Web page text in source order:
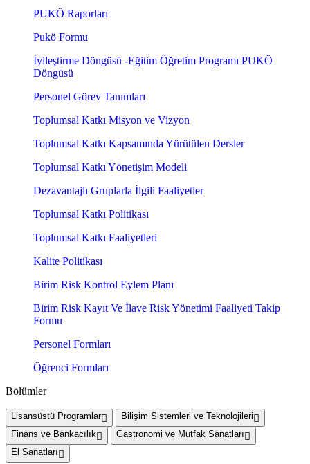
PUKÖ Raporları
Pukö Formu
İyileştirme Döngüsü -Eğitim Öğretim Programı PUKÖ
Döngüsü
Personel Görev Tanımları
Toplumsal Katkı Misyon ve Vizyon
Toplumsal Katkı Kapsamında Yürütülen Dersler
Toplumsal Katkı Yönetişim Modeli
Dezavantajlı Gruplarla İlgili Faaliyetler
Toplumsal Katkı Politikası
Toplumsal Katkı Faaliyetleri
Kalite Politikası
Birim Risk Kontrol Eylem Planı
Birim Risk Kayıt Ve İlave Risk Yönetimi Faaliyeti Takip
Formu
Personel Formları
Öğrenci Formları
Bölümler
Lisansüstü Programlar
Bilişim Sistemleri ve Teknolojileri
Finans ve Bankacılık
Gastronomi ve Mutfak Sanatları
El Sanatları